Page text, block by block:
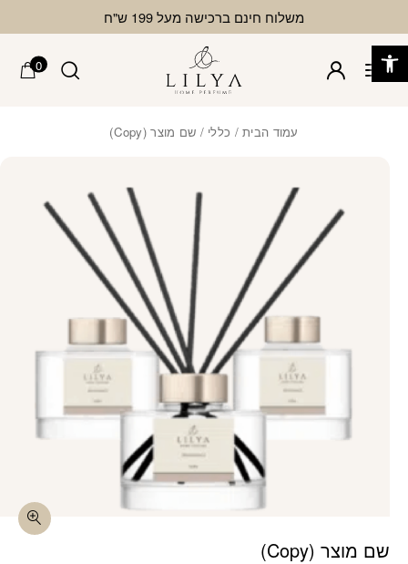
משלוח חינם ברכישה מעל 199 ש"ח
0
עמוד הבית/ כללי / שם מוצר (Copy)
שם מוצר (Copy)
פתח סרגל נגישות